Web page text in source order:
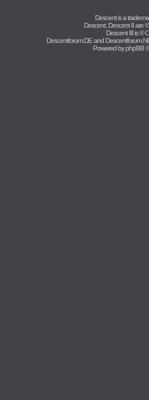
Descent is a
Descent, Descent II are
Descent III is ©
Descentforum.DE and
Powered byphpBB©